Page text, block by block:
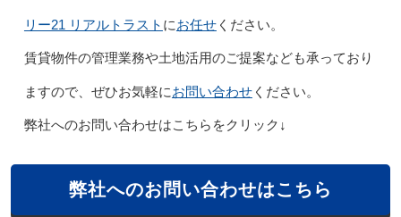
リー21 リアルトラスト にお任せください。
賃貸物件の管理業務や土地活用のご提案なども承っており
ますので、ぜひお気軽にお問い合わせください。
弊社へのお問い合わせはこちらをクリック↓
弊社へのお問い合わせはこちら